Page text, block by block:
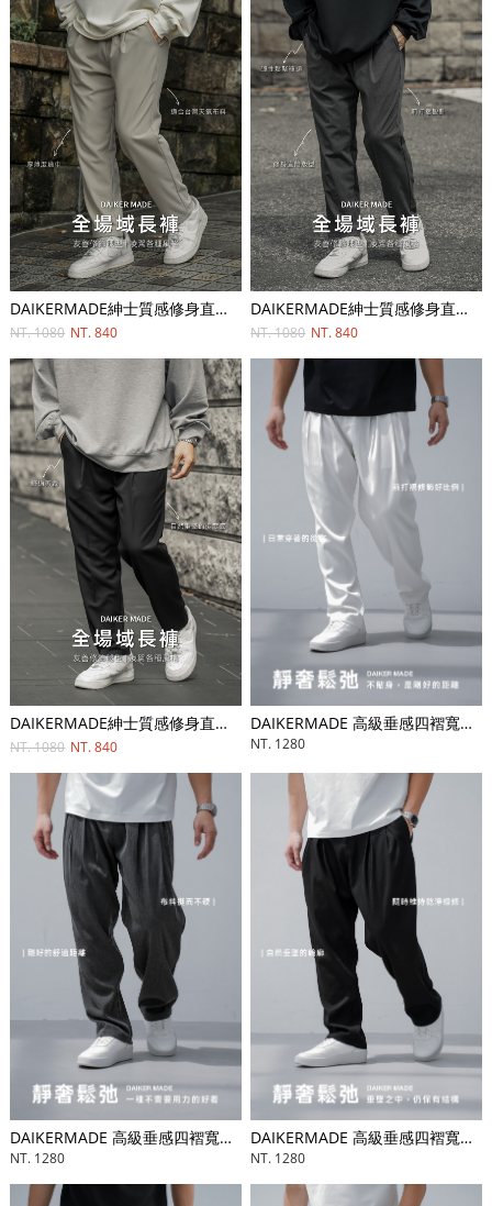
DAIKERMADE紳士質感修身直筒長褲
NT. 1080 NT. 840
DAIKERMADE紳士質感修身直筒長褲
NT. 1080 NT. 840
DAIKERMADE紳士質感修身直筒長褲
NT. 1080 NT. 840
DAIKERMADE 高級垂感四褶寬鬆長褲
NT. 1280
DAIKERMADE 高級垂感四褶寬鬆長褲
NT. 1280
DAIKERMADE 高級垂感四褶寬鬆長褲
NT. 1280